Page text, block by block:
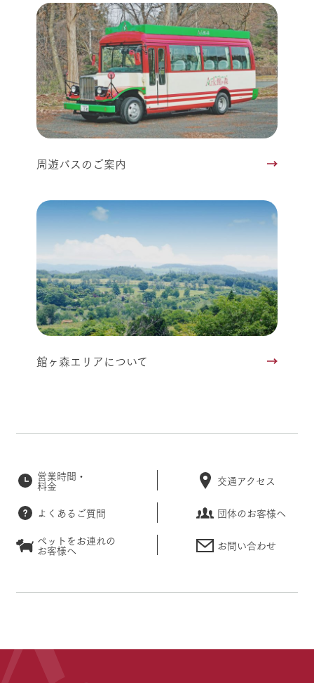
周遊バスのご案内
館ヶ森エリアについて
営業時間・
料金 交通アクセス
よくあるご質問
団体のお客様へ
ペットをお連れの
お客様へ お問い合わせ